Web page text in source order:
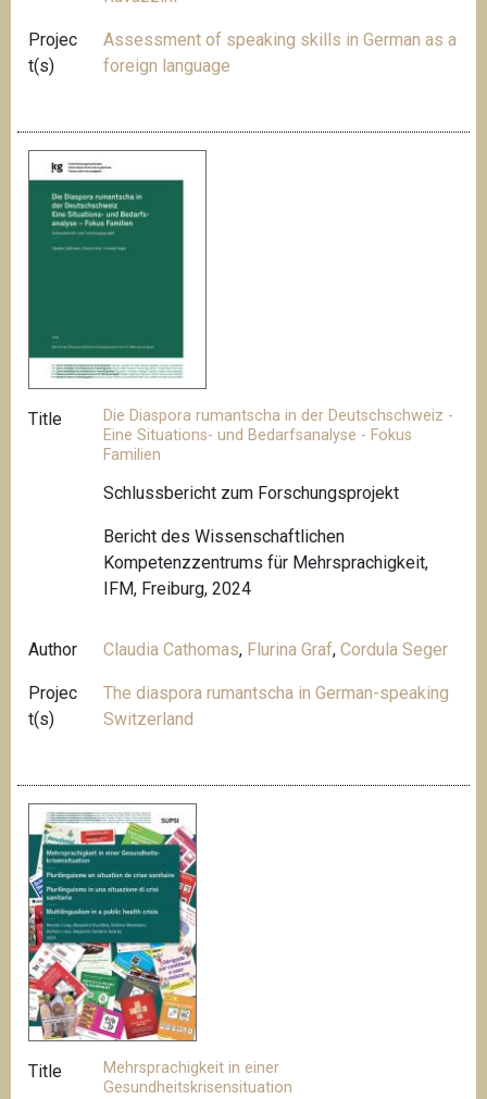
Projec
t(s)
Assessment of speaking skills in German as a
foreign language
Title
Die Diaspora rumantscha in der Deutschschweiz -
Eine Situations- und Bedarfsanalyse - Fokus
Familien
Schlussbericht zum Forschungsprojekt
Bericht des Wissenschaftlichen
Kompetenzzentrums für Mehrsprachigkeit,
IFM, Freiburg, 2024
Author Claudia Cathomas, Flurina Graf,Cordula Seger
Projec
t(s)
The diaspora rumantscha in German-speaking
Switzerland
Title
Mehrsprachigkeit in einer
Gesundheitskrisensituation